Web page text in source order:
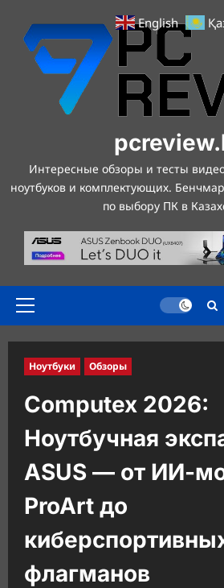
содержимому
Интересные обзоры и тесты
ноутбуков и комплектующих.
по выбору ПК в
Основное
Ноутбуки Обзоры
Computex 2026:
Ноутбучная
ASUS — от ИИ-
ProArt до
флагманов
English